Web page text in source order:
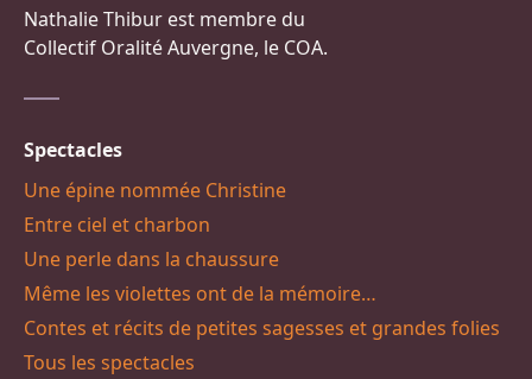
Nathalie Thibur est membre du
Collectif Oralité Auvergne, le COA.
Spectacles
Une épine nommée Christine
Entre ciel et charbon
Une perle dans la chaussure
Même les violettes ont de la mémoire…
Contes et récits de petites sagesses et grandes folies
Tous les spectacles